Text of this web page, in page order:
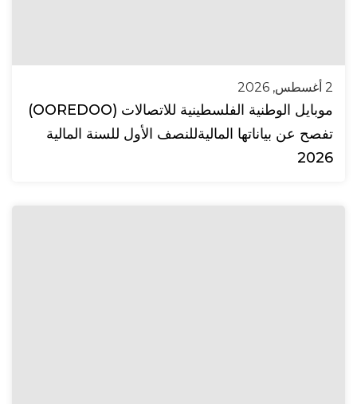
2 أغسطس, 2026
موبايل الوطنية الفلسطينية للاتصالات (OOREDOO)
تفصح عن بياناتها الماليةللنصف الأول للسنة المالية
2026